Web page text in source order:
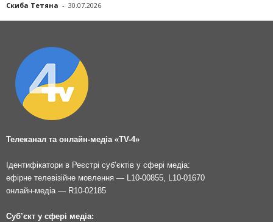
Скиба Тетяна - 30.07.2026
Телеканал та онлайн-медіа «TV-4»
Ідентифікатори в Реєстрі суб’єктів у сфері медіа:
ефірне телевізійне мовлення — L10-00855, L10-01670
онлайн-медіа — R10-02185
Суб’єкт у сфері медіа: